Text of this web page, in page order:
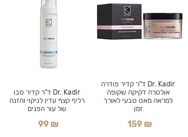
Dr. Kadir ד"ר קדיר סבו
רליף קצף עדין לניקוי והזנה
של עור הפנים
99 ₪
Dr. Kadir ד"ר קדיר פודרה
אולטרה דקיקה שקופה
למראה מאט טבעי לאורך
זמן
159 ₪